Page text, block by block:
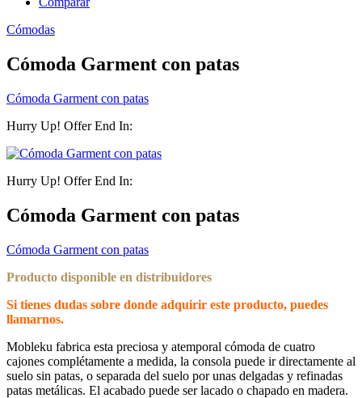
Cómodas
Cómoda Garment con patas
Cómoda Garment con patas
Hurry Up! Offer End In:
Hurry Up! Offer End In:
Cómoda Garment con patas
Cómoda Garment con patas
Producto disponible en distribuidores
Si tienes dudas sobre donde adquirir este producto, puedes
llamarnos.
Mobleku fabrica esta preciosa y atemporal cómoda de cuatro
cajones complétamente a medida, la consola puede ir directamente al
suelo sin patas, o separada del suelo por unas delgadas y refinadas
patas metálicas. El acabado puede ser lacado o chapado en madera.